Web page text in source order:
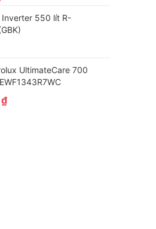
Inverter 550 lít R-
UltimateCare 700
₫